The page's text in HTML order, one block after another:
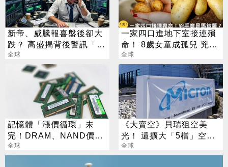
新帝、威騰報喜盤後卻大
跌？ 高盛揭背後警訊「恐
傷到美光」
全球
一家四口進地下室接連殞
命！ 8歲女童成孤兒 兇手
竟是「馬鈴薯」
全球
記憶體「漲價循環」未
完！DRAM、NAND價格
7月再創新高
全球
《大賣空》貝瑞狙空美
光！ 還擴大「5檔」空頭
部位
全球